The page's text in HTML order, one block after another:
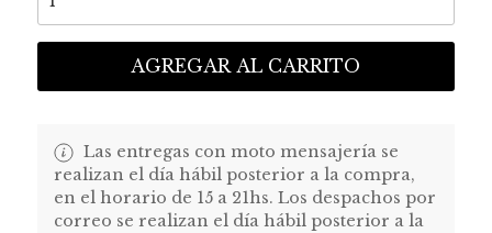
AGREGAR AL CARRITO
Las entregas con moto mensajería se
realizan el día hábil posterior a la compra,
en el horario de 15 a 21hs. Los despachos por
correo se realizan el día hábil posterior a la